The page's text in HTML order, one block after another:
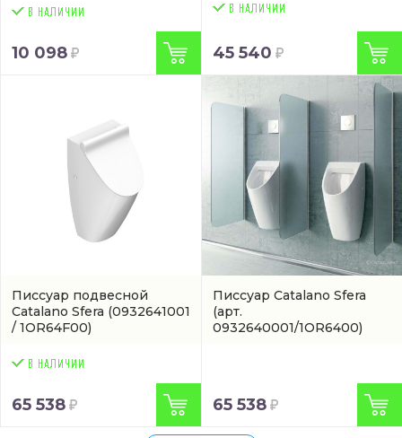
10 098 45 540
Писсуар подвесной
Catalano Sfera (0932641001
/ 1OR64F00)
65 538
Писсуар Catalano Sfera
(арт.
0932640001/1OR6400)
65 538